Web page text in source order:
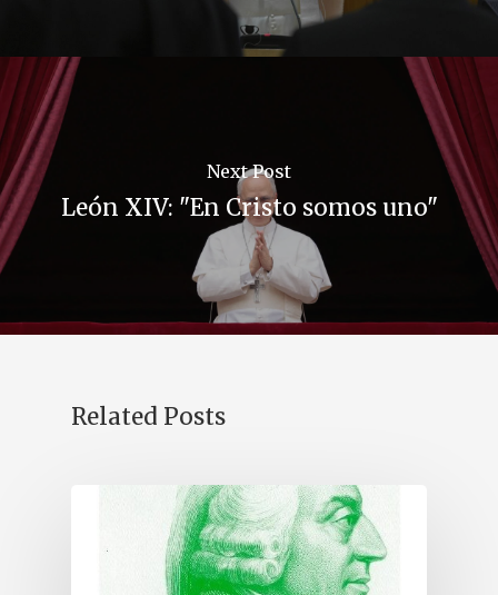
Next Post
León XIV: "En Cristo somos uno"
Related Posts